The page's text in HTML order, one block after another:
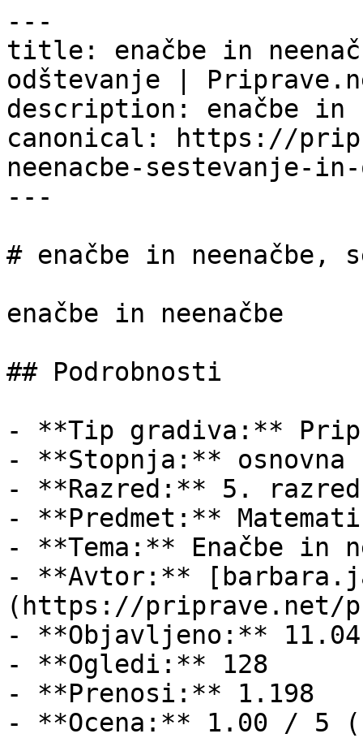
---
title: enačbe in
odštevanje |
description: enačbe in
canonical: https://
neenacbe-sestevanje-
---
# enačbe in neenačbe,
enačbe in neenačbe
## Podrobnosti
- **Tip gradiva:**
- **Stopnja:** osnovna
- **Razred:** 5. razred
- **Predmet:**
- **Tema:** Enačbe in
- **Avtor:**
(https://priprave.net/
- **Objavljeno:**
- **Ogledi:** 128
- **Prenosi:** 1.198
- **Ocena:** 1.00 / 5